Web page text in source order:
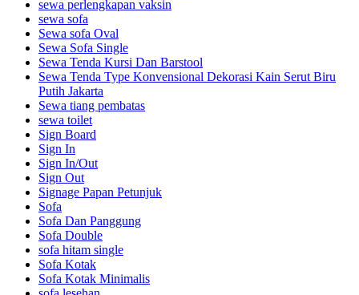
sewa perlengkapan vaksin
sewa sofa
Sewa sofa Oval
Sewa Sofa Single
Sewa Tenda Kursi Dan Barstool
Sewa Tenda Type Konvensional Dekorasi Kain Serut Biru
Putih Jakarta
Sewa tiang pembatas
sewa toilet
Sign Board
Sign In
Sign In/Out
Sign Out
Signage Papan Petunjuk
Sofa
Sofa Dan Panggung
Sofa Double
sofa hitam single
Sofa Kotak
Sofa Kotak Minimalis